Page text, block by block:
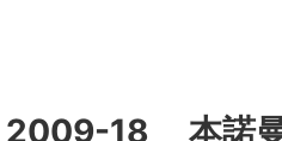
2009-18 本諾